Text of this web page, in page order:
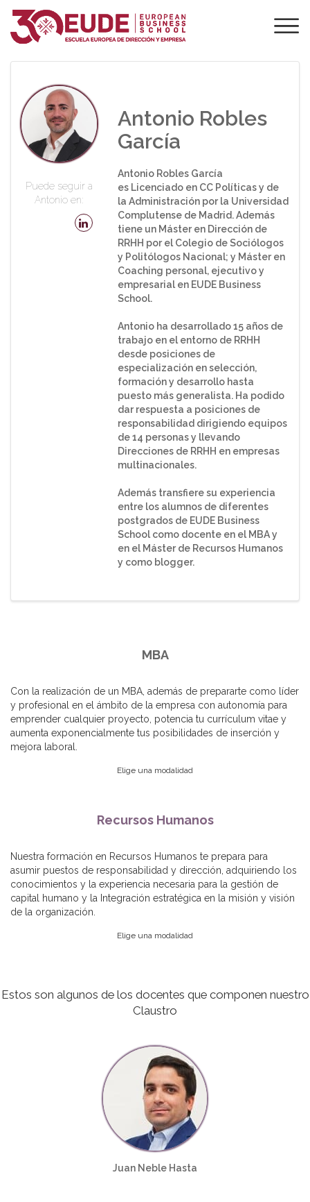
PROFESORADO DE
EUDE
Puede seguir a
Antonio en:
Antonio Robles
García
Antonio Robles García
es Licenciado en CC Políticas y de
la Administración por la Universidad
Complutense de Madrid. Además
tiene un Máster en Dirección de
RRHH por el Colegio de Sociólogos
y Politólogos Nacional; y Máster en
Coaching personal, ejecutivo y
empresarial en EUDE Business
School.
Antonio ha desarrollado 15 años de
trabajo en el entorno de RRHH
desde posiciones de
especialización en selección,
formación y desarrollo hasta
puesto más generalista. Ha podido
dar respuesta a posiciones de
responsabilidad dirigiendo equipos
de 14 personas y llevando
Direcciones de RRHH en empresas
multinacionales.
Además transfiere su experiencia
entre los alumnos de diferentes
postgrados de EUDE Business
School como docente en el MBA y
en el Máster de Recursos Humanos
y como blogger.
MBA
Con la realización de un MBA, además de prepararte como líder
y profesional en el ámbito de la empresa con autonomía para
emprender cualquier proyecto, potencia tu currículum vitae y
aumenta exponencialmente tus posibilidades de inserción y
mejora laboral.
Elige una modalidad
Recursos Humanos
Nuestra formación en Recursos Humanos te prepara para
asumir puestos de responsabilidad y dirección, adquiriendo los
conocimientos y la experiencia necesaria para la gestión de
capital humano y la Integración estratégica en la misión y visión
de la organización.
Elige una modalidad
Estos son algunos de los docentes que componen nuestro
Claustro
Juan Neble Hasta